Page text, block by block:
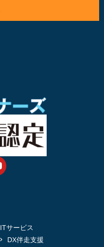
ITサービス
DX伴走支援